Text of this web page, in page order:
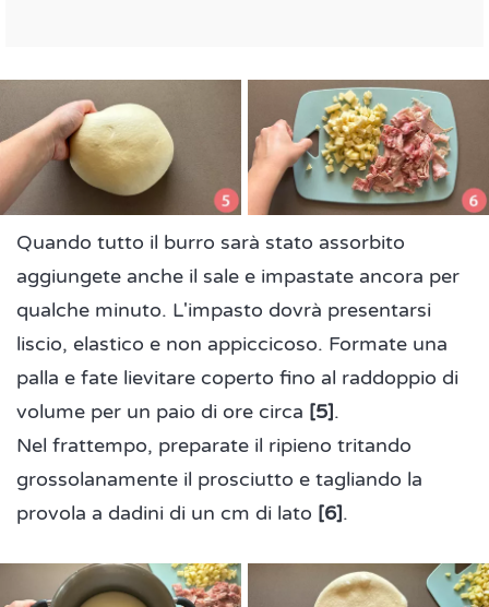
Quando tutto il burro sarà stato assorbito
aggiungete anche il sale e impastate ancora per
qualche minuto. L'impasto dovrà presentarsi
liscio, elastico e non appiccicoso. Formate una
palla e fate lievitare coperto fino al raddoppio di
volume per un paio di ore circa [5].
Nel frattempo, preparate il ripieno tritando
grossolanamente il prosciutto e tagliando la
provola a dadini di un cm di lato [6].